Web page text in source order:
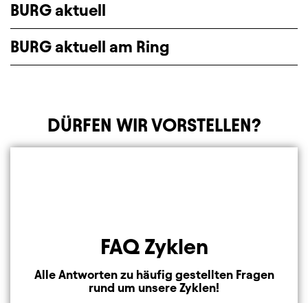
BURG aktuell
BURG aktuell am Ring
DÜRFEN WIR VORSTELLEN?
FAQ Zyklen
Alle Antworten zu häufig gestellten Fragen
rund um unsere Zyklen!